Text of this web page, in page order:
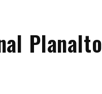
Planalto